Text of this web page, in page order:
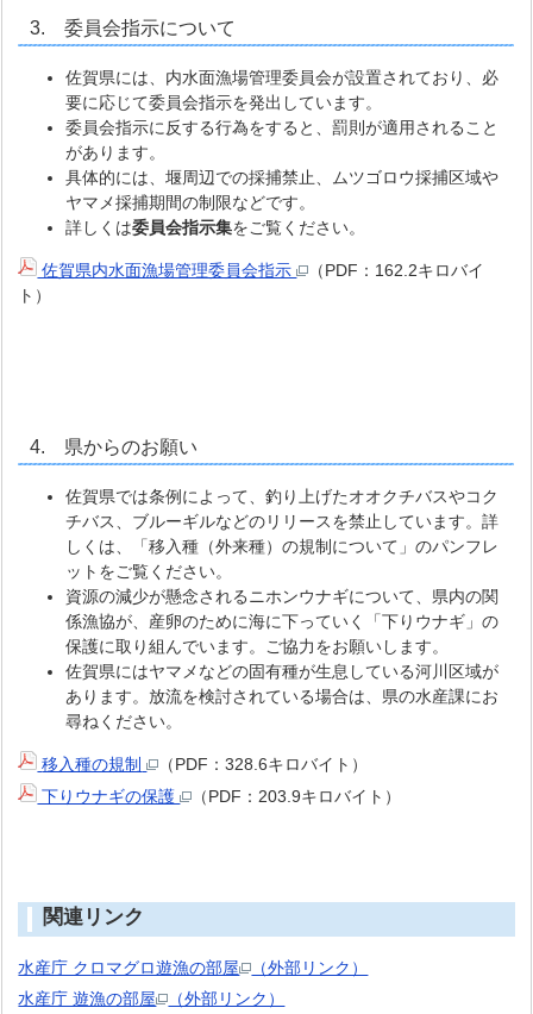
3. 委員会指示について
佐賀県には、内水面漁場管理委員会が設置されており、必
要に応じて委員会指示を発出しています。
委員会指示に反する行為をすると、罰則が適用されること
があります。
具体的には、堰周辺での採捕禁止、ムツゴロウ採捕区域や
ヤマメ採捕期間の制限などです。
詳しくは委員会指示集をご覧ください。
佐賀県内水面漁場管理委員会指示
（PDF：162.2キロバイ
ト）
4. 県からのお願い
佐賀県では条例によって、釣り上げたオオクチバスやコク
チバス、ブルーギルなどのリリースを禁止しています。詳
しくは、「移入種（外来種）の規制について」のパンフレ
ットをご覧ください。
資源の減少が懸念されるニホンウナギについて、県内の関
係漁協が、産卵のために海に下っていく「下りウナギ」の
保護に取り組んでいます。ご協力をお願いします。
佐賀県にはヤマメなどの固有種が生息している河川区域が
あります。放流を検討されている場合は、県の水産課にお
尋ねください。
移入種の規制
（PDF：328.6キロバイト）
下りウナギの保護
（PDF：203.9キロバイト）
関連リンク
水産庁 クロマグロ遊漁の部屋
（外部リンク）
水産庁 遊漁の部屋
（外部リンク）